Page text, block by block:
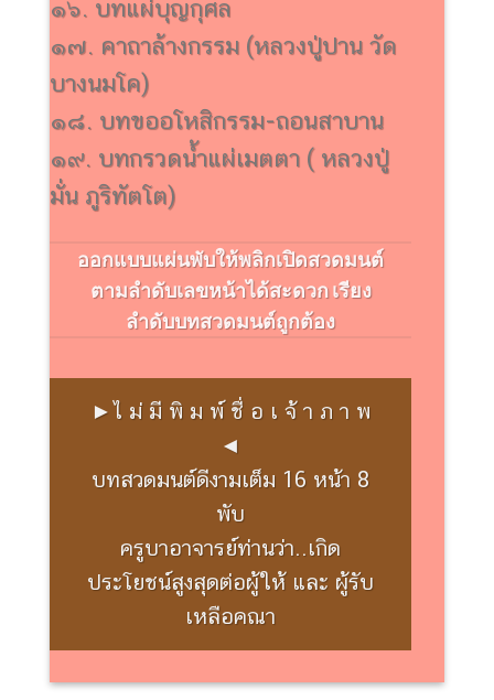
๑๖. บทแผ่บุญกุศล
๑๗. คาถาล้างกรรม (หลวงปู่ปาน วัด
บางนมโค)
๑๘. บทขออโหสิกรรม-ถอนสาบาน
๑๙. บทกรวดน้ำแผ่เมตตา ( หลวงปู่
มั่น ภูริทัตโต)
ออกแบบแผ่นพับให้พลิกเปิดสวดมนต์
ตามลำดับเลขหน้าได้สะดวก เรียง
ลำดับบทสวดมนต์ถูกต้อง
►ไ ม่ มี พิ ม พ์ ชื่ อ เ จ้ า ภ า พ
◄
บทสวดมนต์ดีงามเต็ม 16 หน้า 8
พับ
ครูบาอาจารย์ท่านว่า..เกิด
ประโยชน์สูงสุดต่อผู้ให้ และ ผู้รับ
เหลือคณา